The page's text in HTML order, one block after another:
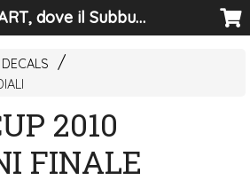
SUBBART, dove il Subbuteo diventa arte
2010
FINALE